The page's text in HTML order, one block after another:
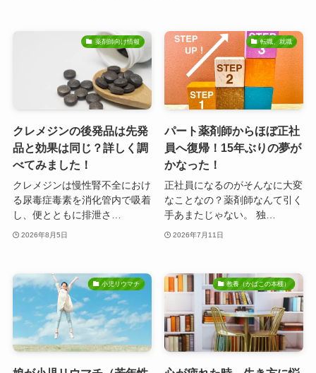
薬剤師向け情報
クレメジンの後発品は先発
品と効果は同じ？詳しく調
べてみました！
クレメジンは慢性腎不全におけ
る尿毒症毒素を消化管内で吸着
し、便とともに排泄さ…
2026年8月5日
転職、就職
パート薬剤師からほぼ正社
員へ復帰！15年ぶりの夢が
かなった！
正社員になるのがそんなに大変
なことなの？薬剤師なんて引く
手あまたじゃない。 独…
2026年7月11日
小児リウマチ 教養（かばこの本棚）